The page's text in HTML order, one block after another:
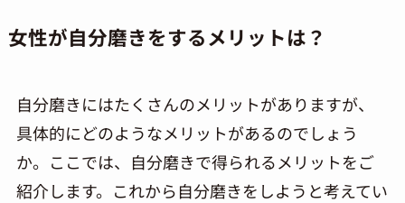
女性が自分磨きをするメリットは？
自分磨きにはたくさんのメリットがありますが、
具体的にどのようなメリットがあるのでしょう
か。ここでは、自分磨きで得られるメリットをご
紹介します。これから自分磨きをしようと考えてい